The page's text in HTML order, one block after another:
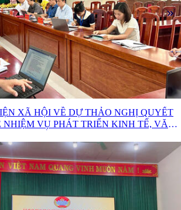
XÃ HỘI VỀ DỰ THẢO NGHỊ QUYẾT
VỤ PHÁT TRIỂN KINH TẾ, VĂN